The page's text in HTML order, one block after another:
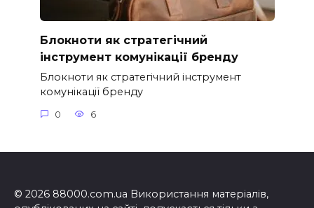
Блокноти як стратегічний
інструмент комунікації бренду
Блокноти як стратегічний інструмент
комунікації бренду
0 6
© 2026 88000.com.ua Використання матеріалів,